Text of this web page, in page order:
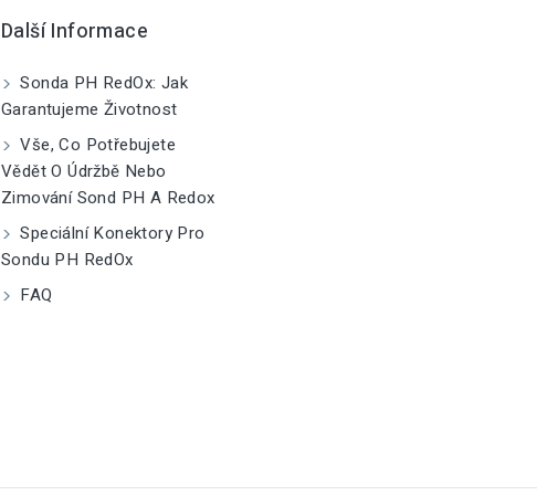
Další Informace
Sonda PH RedOx: Jak
Garantujeme Životnost
Vše, Co Potřebujete
Vědět O Údržbě Nebo
Zimování Sond PH A Redox
Speciální Konektory Pro
Sondu PH RedOx
FAQ